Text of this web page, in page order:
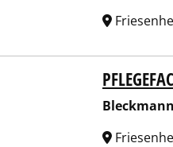
BleckmannSchulze Gruppe